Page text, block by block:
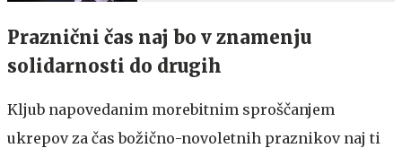
Praznični čas naj bo v znamenju
solidarnosti do drugih
Kljub napovedanim morebitnim sproščanjem
ukrepov za čas božično-novoletnih praznikov naj ti